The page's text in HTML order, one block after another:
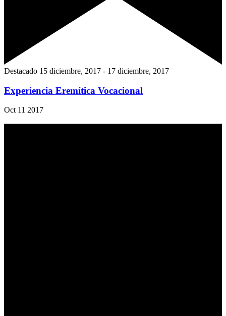
Destacado 15 diciembre, 2017 - 17 diciembre, 2017
Experiencia Eremítica Vocacional
Oct 11 2017